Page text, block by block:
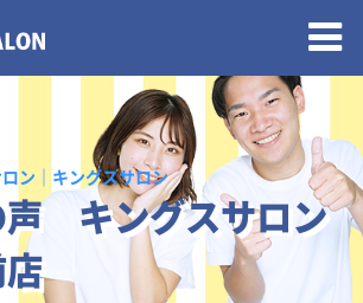
ン｜キングスサロン
声 キングスサロン